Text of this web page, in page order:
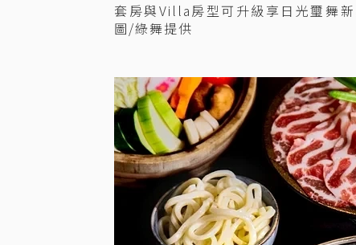
套房與Villa房型可升級享日光璽舞
圖/綠舞提供